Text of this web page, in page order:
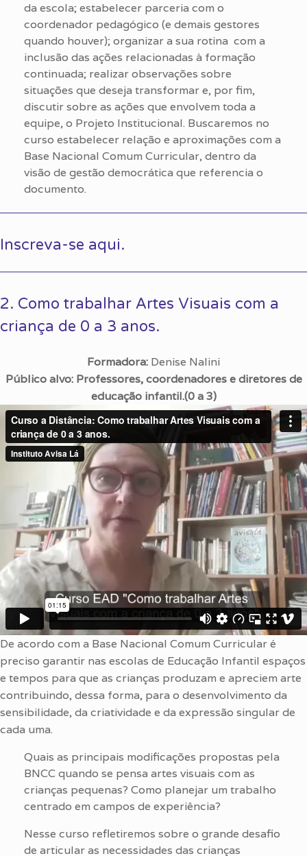
da escola; estabelecer parceria com o
coordenador pedagógico (e demais gestores
quando houver); organizar a sua rotina com a
inclusão das ações relacionadas à formação
continuada; realizar observações sobre
situações que deseja transformar e, por fim,
discutir sobre as ações que envolvem toda a
equipe, o Projeto Institucional. Buscaremos no
curso estabelecer relação e aproximações com a
Base Nacional Comum Curricular, dentro da
visão de gestão democrática que referencia o
documento.
Inscreva-se aqui.
2. Como trabalhar Artes Visuais com a
criança de 0 a 3 anos.
Formadora: Denise Nalini
Público alvo: Professores, coordenadores e diretores de
educação infantil.(0 a 3)
De acordo com a Base Nacional Comum Curricular é
preciso garantir nas escolas de Educação Infantil espaços
e tempos para que as crianças produzam e apreciem arte
contribuindo, dessa forma, para o desenvolvimento da
sensibilidade, da criatividade e da expressão singular de
cada uma.
Quais as principais modificações propostas pela
BNCC quando se pensa artes visuais com as
crianças pequenas? Como planejar um trabalho
centrado em campos de experiência?
Nesse curso refletiremos sobre o grande desafio
de articular as necessidades das crianças